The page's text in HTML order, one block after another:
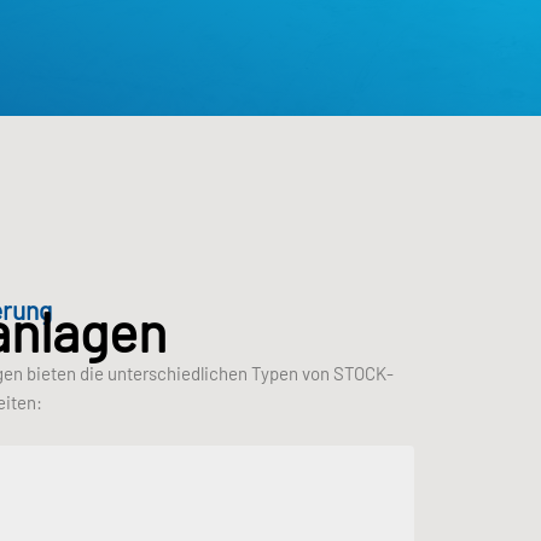
bieten die unterschiedlichen Typen von STOCK-